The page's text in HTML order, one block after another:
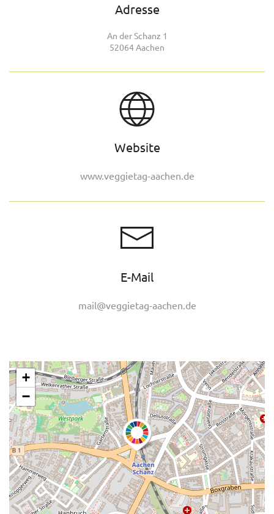
Adresse
An der Schanz 1
52064 Aachen
Website
www.veggietag-aachen.de
E-Mail
mail@veggietag-aachen.de
+
−